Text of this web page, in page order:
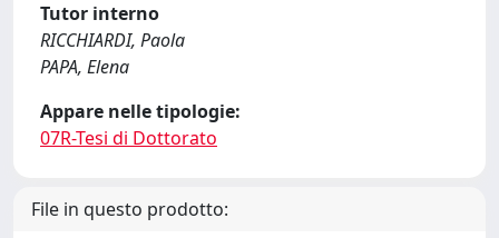
Tutor interno
RICCHIARDI, Paola
PAPA, Elena
Appare nelle tipologie:
07R-Tesi di Dottorato
File in questo prodotto: